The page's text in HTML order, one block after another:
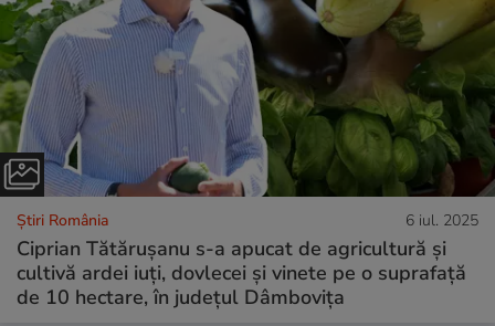
Știri România 6 iul. 2025
Ciprian Tătărușanu s-a apucat de agricultură și
cultivă ardei iuți, dovlecei și vinete pe o suprafață
de 10 hectare, în județul Dâmbovița